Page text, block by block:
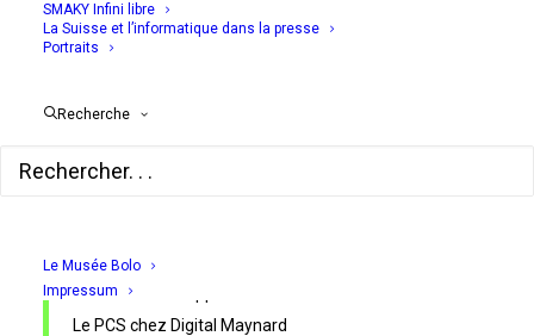
SMAKY Infini libre
La Suisse et l’informatique dans la presse
Portraits
Recherche
Le Musée Bolo
Impressum
A PARTIR DE 1965
Chapitre 7
Premiers développements
Le PCS chez Digital Maynard